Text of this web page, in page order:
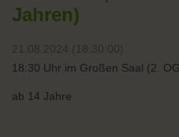
Jahren)
21.08.2024 (18:30:00)
18:30 Uhr im Großen Saal (2.
ab 14 Jahre